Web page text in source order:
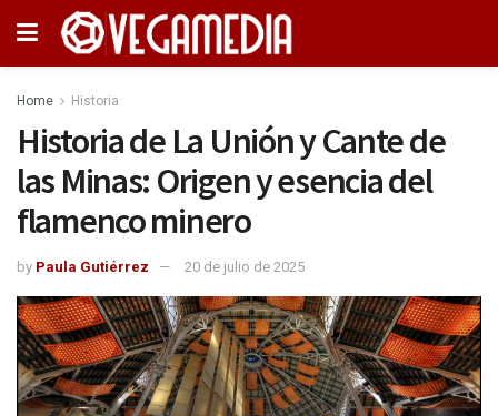
Home Historia
Historia de La Unión y Cante de
las Minas: Origen y esencia del
flamenco minero
by Paula Gutiérrez 20 de julio de 2025